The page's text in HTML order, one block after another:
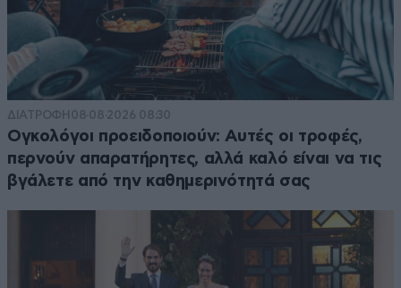
ΔΙΑΤΡΟΦΗ 08·08·2026 08:30
Ογκολόγοι προειδοποιούν: Αυτές οι τροφές,
περνούν απαρατήρητες, αλλά καλό είναι να τις
βγάλετε από την καθημερινότητά σας